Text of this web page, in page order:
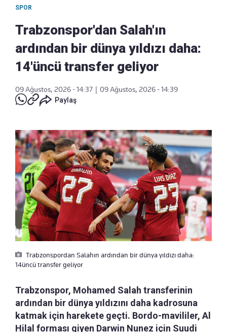
SPOR
Trabzonspor'dan Salah'ın
ardından bir dünya yıldızı daha:
14'üncü transfer geliyor
09 Ağustos, 2026 - 14:37
09 Ağustos, 2026 - 14:39
Paylaş
Trabzonspordan Salahın ardından bir dünya yıldızı daha:
14üncü transfer geliyor
Trabzonspor, Mohamed Salah transferinin
ardından bir dünya yıldızını daha kadrosuna
katmak için harekete geçti. Bordo-mavililer, Al
Hilal forması giyen Darwin Nunez için Suudi